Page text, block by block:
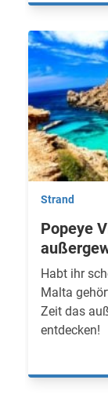
Strand
Popeye
Habt ihr
Malta
Zeit das
entdecken!